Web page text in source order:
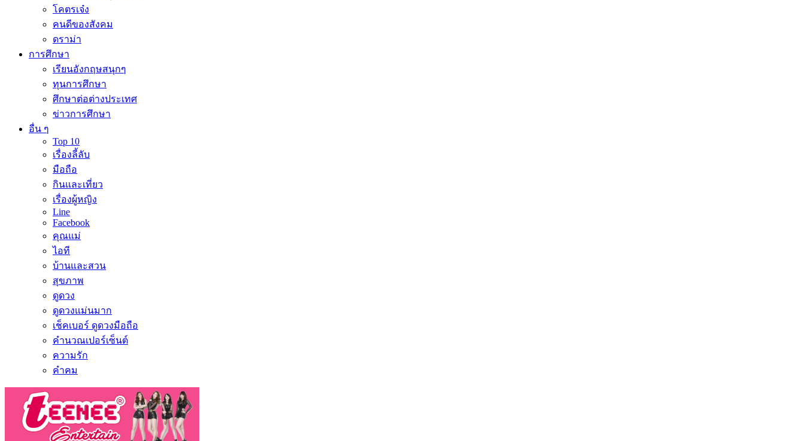
โคตรเจ๋ง
คนดีของสังคม
ดราม่า
การศึกษา
เรียนอังกฤษสนุกๆ
ทุนการศึกษา
ศึกษาต่อต่างประเทศ
ข่าวการศึกษา
อื่น ๆ
Top 10
เรื่องลี้ลับ
มือถือ
กินและเที่ยว
เรื่องผู้หญิง
Line
Facebook
คุณแม่
ไอที
บ้านและสวน
สุขภาพ
ดูดวง
ดูดวงแม่นมาก
เช็คเบอร์ ดูดวงมือถือ
คำนวณเปอร์เซ็นต์
ความรัก
คำคม